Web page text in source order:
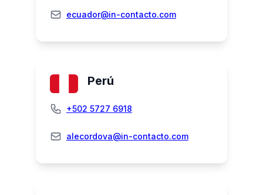
ecuador@in-contacto.com
Perú
+502 5727 6918
alecordova@in-contacto.com